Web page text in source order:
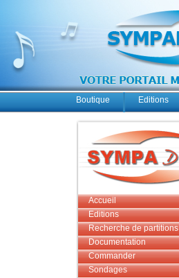
Boutique Editions
Accueil
Editions
Recherche de partitions
Documentation
Commander
Sondages